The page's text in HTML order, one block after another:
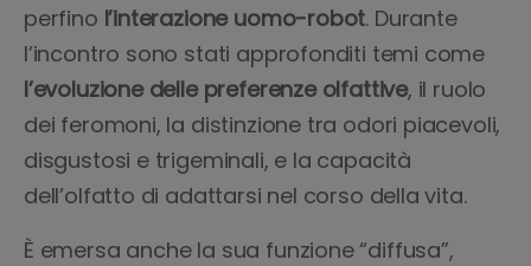
perfino l’interazione uomo-robot. Durante
l’incontro sono stati approfonditi temi come
l’evoluzione delle preferenze olfattive, il ruolo
dei feromoni, la distinzione tra odori piacevoli,
disgustosi e trigeminali, e la capacità
dell’olfatto di adattarsi nel corso della vita.
È emersa anche la sua funzione “diffusa”,